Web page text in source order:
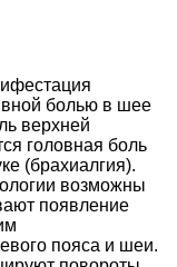
болью в шее
верхней
головная боль
(брахиалгия).
возможны
появление
пояса и шеи.